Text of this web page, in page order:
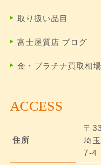
取り扱い品目
富士屋質店 ブログ
金・プラチナ買取相場
ACCESS
住所
〒
埼
7-4